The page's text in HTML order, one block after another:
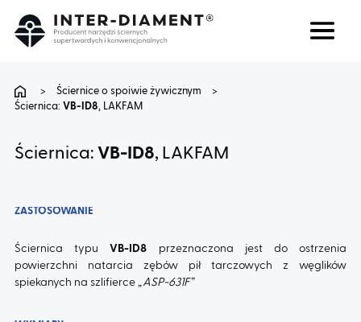
FAQ
> Ściernice o spoiwie żywicznym
>
Ściernica: VB-ID8, LAKFAM
Ściernica: VB-ID8, LAKFAM
ZASTOSOWANIE
Ściernica typuVB-ID8 przeznaczona jest do ostrzenia
powierzchni natarcia zębów pił tarczowych z węglików
spiekanych na szlifierce „ASP-631F”